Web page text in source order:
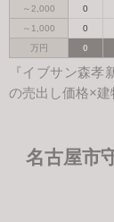
～2,000
0
～1,000
0
万円
0
『イブサン森孝
の売出し価格×建
名古屋市